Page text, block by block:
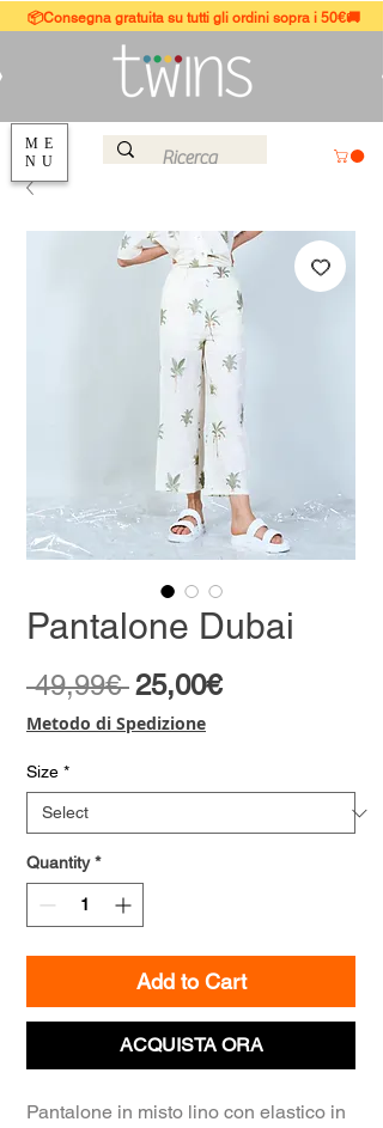
ME
NU
📦Consegna gratuita su tutti gli ordini sopra i 50€🚚
Pantalone Dubai
49,99€ Regular
Price
25,00€Sale
Metodo di Spedizione
Size *
Quantity *
Add to Cart
ACQUISTA ORA
Pantalone in misto lino con elastico in